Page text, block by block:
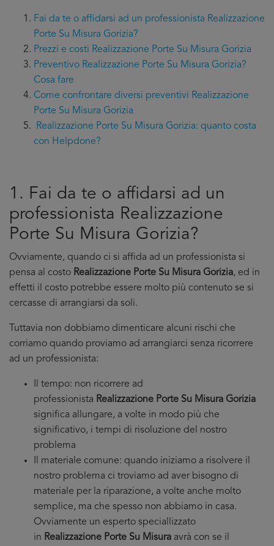
Fai da te o affidarsi ad un professionista Realizzazione
Porte Su Misura Gorizia?
Prezzi e costi Realizzazione Porte Su Misura Gorizia
Preventivo Realizzazione Porte Su Misura Gorizia?
Cosa fare
Come confrontare diversi preventivi Realizzazione
Porte Su Misura Gorizia
Realizzazione Porte Su Misura Gorizia: quanto costa
con Helpdone?
1. Fai da te o affidarsi ad un
professionista Realizzazione
Porte Su Misura Gorizia?
Ovviamente, quando ci si affida ad un professionista si
pensa al costo Realizzazione Porte Su Misura Gorizia, ed in
effetti il costo potrebbe essere molto più contenuto se si
cercasse di arrangiarsi da soli.
Tuttavia non dobbiamo dimenticare alcuni rischi che
corriamo quando proviamo ad arrangiarci senza ricorrere
ad un professionista:
Il tempo: non ricorrere ad
professionista Realizzazione Porte Su Misura Gorizia
significa allungare, a volte in modo più che
significativo, i tempi di risoluzione del nostro
problema
Il materiale comune: quando iniziamo a risolvere il
nostro problema ci troviamo ad aver bisogno di
materiale per la riparazione, a volte anche molto
semplice, ma che spesso non abbiamo in casa.
Ovviamente un esperto speciallizzato
in Realizzazione Porte Su Misura avrà con se il